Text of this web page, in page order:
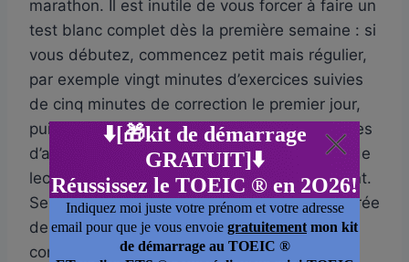
marathon. Il est inutile de vous forcer à faire un
test blanc complet dès la première semaine : si
vous débutez, commencez petit mais régulier,
par exemple vingt minutes d’exercices suivies
de cinq minutes de correction le premier jour,
puis vingt cinq minutes d’écoute et dix minutes
d’analyse le lendemain, puis trente minutes de
lecture ciblée et de vocabulaire le jour suivant.
Semaine après semaine, vous allongez la durée
des sessions et vous simulez de vraies
conditions d’examen.